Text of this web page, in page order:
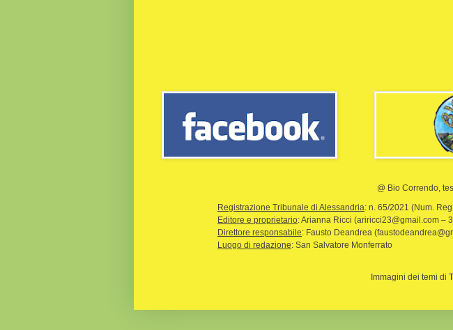
@ Bio Correndo,
Registrazione Tribunale di Alessandria: n. 65/2021 (Num.
Editore e proprietario: Arianna Ricci (ariricci23@gmail.com –
Direttore responsabile: Fausto Deandrea
Luogo di redazione: San Salvatore Monferrato
Immagini dei temi di